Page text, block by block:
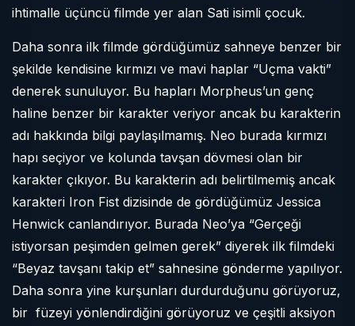
ihtimalle üçüncü filmde yer alan Sati isimli çocuk.
Daha sonra ilk filmde gördüğümüz sahneye benzer bir
şekilde kendisine kırmızı ve mavi haplar “Uçma vakti”
denerek sunuluyor. Bu hapları Morpheus’un genç
haline benzer bir karakter veriyor ancak bu karakterin
adı hakkında bilgi paylaşılmamış. Neo burada kırmızı
hapı seçiyor ve kolunda tavşan dövmesi olan bir
karakter çıkıyor. Bu karakterin adı belirtilmemiş ancak
karakteri Iron Fist dizisinde de gördüğümüz Jessica
Henwick canlandırıyor. Burada Neo’ya “Gerçeği
istiyorsan peşimden gelmen gerek” diyerek ilk filmdeki
“Beyaz tavşanı takip et” sahnesine gönderme yapılıyor.
Daha sonra yine kurşunları durdurduğunu görüyoruz,
bir füzeyi yönlendirdiğini görüyoruz ve çeşitli aksiyon